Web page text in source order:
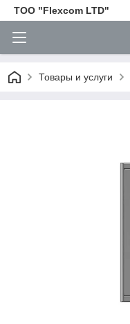
ТОО "Flexcom LTD"
Товары и услуги